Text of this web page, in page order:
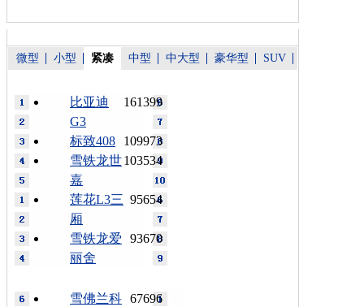
微型 小型 紧凑 中型 中大型 豪华型 SUV
161399
比亚迪
G3
109973
标致408
103534
雪铁龙世
嘉
95654
莲花L3三
厢
93670
雪铁龙爱
丽舍
67696
雪佛兰科